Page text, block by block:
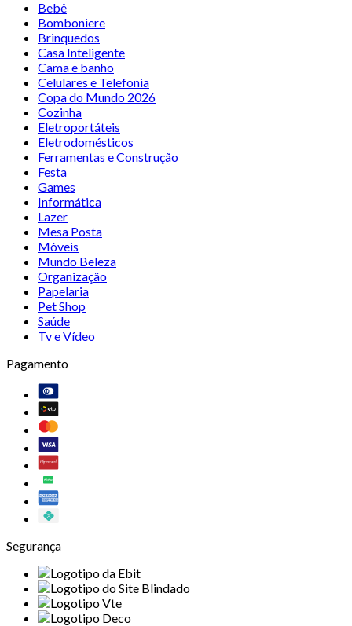
Bebê
Bomboniere
Brinquedos
Casa Inteligente
Cama e banho
Celulares e Telefonia
Copa do Mundo 2026
Cozinha
Eletroportáteis
Eletrodomésticos
Ferramentas e Construção
Festa
Games
Informática
Lazer
Mesa Posta
Móveis
Mundo Beleza
Organização
Papelaria
Pet Shop
Saúde
Tv e Vídeo
Pagamento
Segurança